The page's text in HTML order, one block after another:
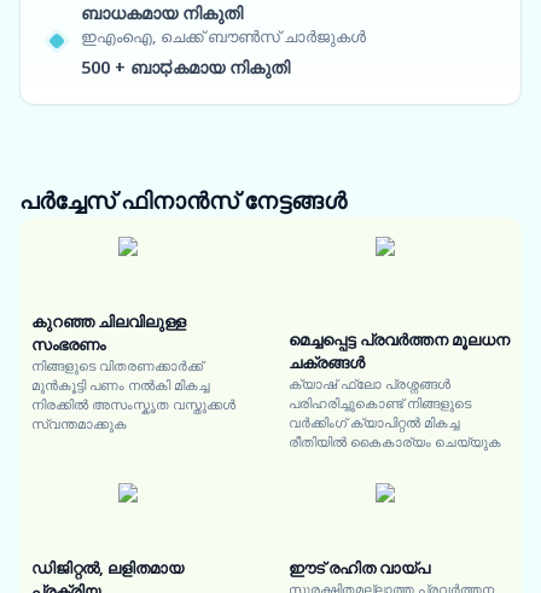
ബാധകമായ നികുതി
ഇഎംഐ, ചെക്ക് ബൗൺസ് ചാർജുകൾ
500 + ബാಧകമായ നികുതി
പർച്ചേസ് ഫിനാൻസ്നേട്ടങ്ങൾ
കുറഞ്ഞ ചിലവിലുള്ള
സംഭരണം
നിങ്ങളുടെ വിതരണക്കാർക്ക്
മുൻകൂട്ടി പണം നൽകി മികച്ച
നിരക്കിൽ അസംസ്കൃത വസ്തുക്കൾ
സ്വന്തമാക്കുക
മെച്ചപ്പെട്ട പ്രവർത്തന മൂലധന
ചക്രങ്ങൾ
ക്യാഷ് ഫ്ലോ പ്രശ്നങ്ങൾ
പരിഹരിച്ചുകൊണ്ട് നിങ്ങളുടെ
വർക്കിംഗ് ക്യാപിറ്റൽ മികച്ച
രീതിയിൽ കൈകാര്യം ചെയ്യുക
ഡിജിറ്റൽ, ലളിതമായ
ഈട് രഹിത വായ്പ
സുരക്ഷിതമല്ലാത്ത പ്രവർത്തന